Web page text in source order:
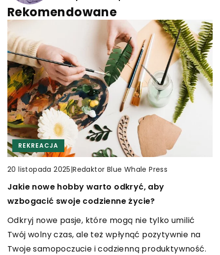
Rekomendowane
REKREACJA
20 września 2025|Redaktor Blue Whale Press
Odkryj pasję w tworzeniu własnych mydeł:
przewodnik dla początkujących entuzjastów
rękodzieła
Poznaj zalety tworzenia własnych mydeł w domu.
Dowiedz się, jakie materiały i techniki są
TURYSTYKA
4 sierpnia 2025|Redaktor Blue Whale Press
Podróże z aparatem: jak rozwijać umiejętności
fotograficzne podczas odkrywania nowych
miejsc
Odkryj, jak połączyć pasję do fotografii z
podróżowaniem. Dowiedz się, jak rozwijać
REKREACJA
20 listopada 2025|Redaktor Blue Whale Press
Jakie nowe hobby warto odkryć, aby
wzbogacić swoje codzienne życie?
Odkryj nowe pasje, które mogą nie tylko umilić
Twój wolny czas, ale też wpłynąć pozytywnie na
Twoje samopoczucie i codzienną produktywność.